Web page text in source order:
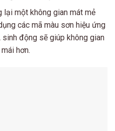
lại một không gian mát mẻ
các mã màu sơn hiệu ứng
động sẽ giúp không gian
hơn.